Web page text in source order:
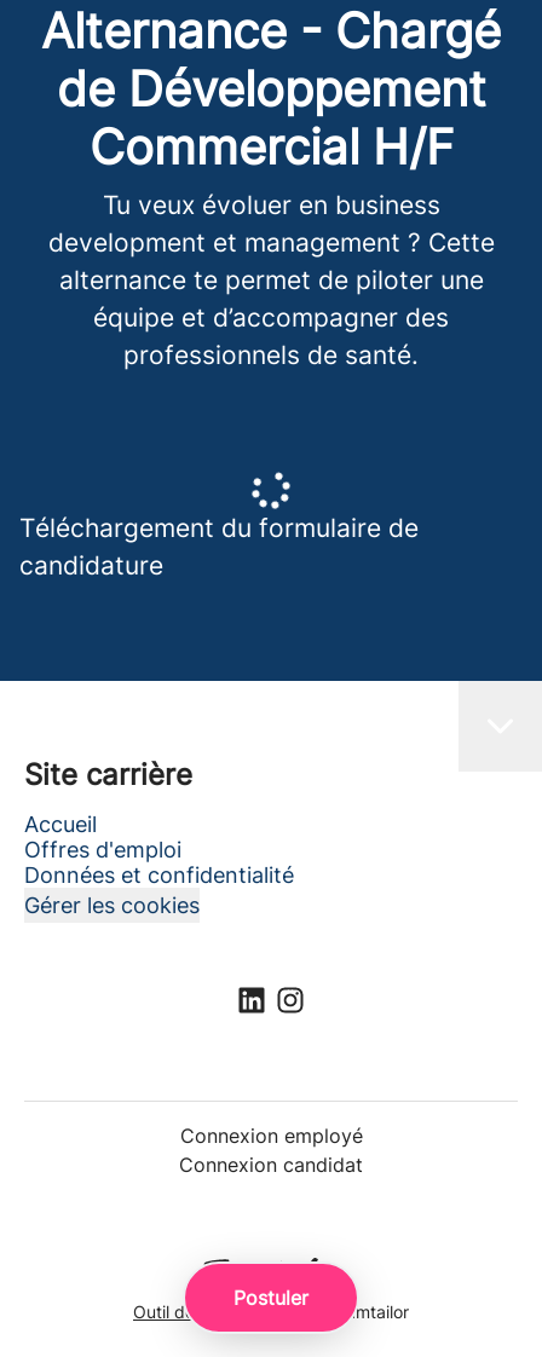
Postuler
Alternance - Chargé
de Développement
Commercial H/F
Tu veux évoluer en business
development et management ? Cette
alternance te permet de piloter une
équipe et d’accompagner des
professionnels de santé.
Téléchargement du formulaire de
candidature
Site carrière
Accueil
Offres d'emploi
Données et confidentialité
Gérer les cookies
Connexion employé
Connexion candidat
Outil de recrutementde Teamtailor